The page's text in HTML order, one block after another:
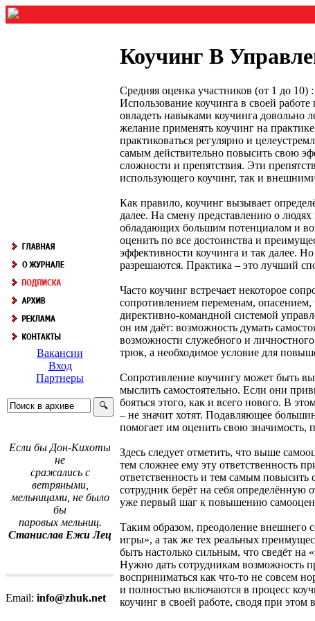
Вакансии
Вход
Партнеры
Если бы Дон-Кихоты
не
сражались с
ветряными,
мельницами, не было
бы
паровых мельниц.
Станислав Ежи Лец
Email: info@zhuk.net
Коучинг В
Средняя оценка участников (от 1 до
Использование коучинга в своей
овладеть навыками коучинга довольно
желание применять коучинг на
практиковаться регулярно и
самым действительно повысить свою
сложности и препятствия. Эти
использующего коучинг, так и
Как правило, коучинг вызывает
далее. На смену представлению о
обладающих большим потенциалом и
оценить по все достоинства и
эффективности коучинга и так далее.
разрешаются. Практика – это лучший
Часто коучинг встречает некоторое
сопротивлением переменам,
директивно-командной системой
он им даёт: возможность думать
возможности служебного и
трюк, а необходимое условие для
Сопротивление коучингу может быть
мыслить самостоятельно. Если они
бояться этого, как и всего нового. В
– не значит хотят. Подавляющее
помогает им оценить свою значимость,
Здесь следует отметить, что выше
тем сложнее ему эту ответственность
ответственность и тем самым повысить
сотрудник берёт на себя определённую
уже первый шаг к повышению
Таким образом, преодоление внешнего
игры», а так же тех реальных
быть настолько сильным, что сведёт на
Нужно дать сотрудникам возможность
восприниматься как что-то не совсем
и полностью включаются в процесс
коучинг в своей работе, сводя при